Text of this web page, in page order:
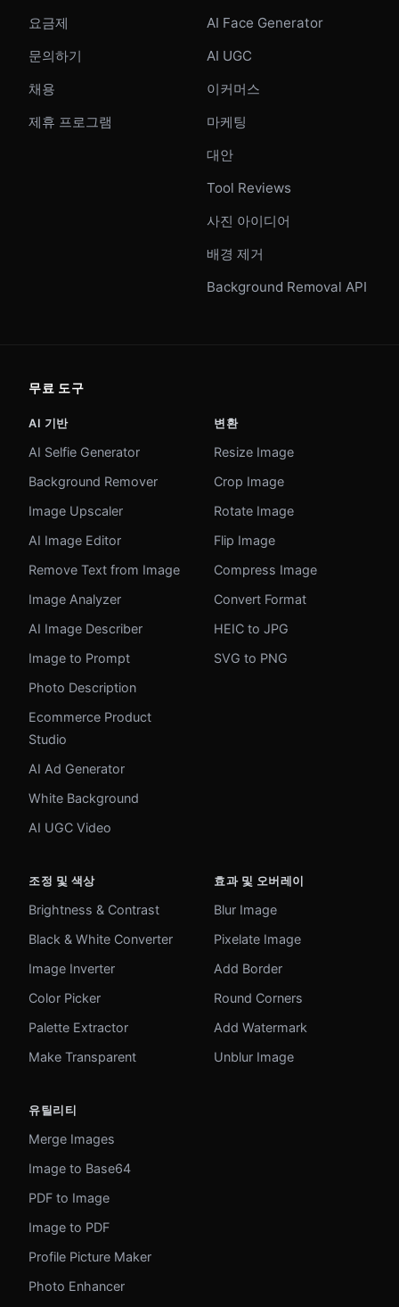
요금제
문의하기
채용
제휴 프로그램
AI Face Generator
AI UGC
이커머스
마케팅
대안
Tool Reviews
사진 아이디어
배경 제거
Background Removal API
무료 도구
AI 기반
AI Selfie Generator
Background Remover
Image Upscaler
AI Image Editor
Remove Text from Image
Image Analyzer
AI Image Describer
Image to Prompt
Photo Description
Ecommerce Product
Studio
AI Ad Generator
White Background
AI UGC Video
변환
Resize Image
Crop Image
Rotate Image
Flip Image
Compress Image
Convert Format
HEIC to JPG
SVG to PNG
조정 및 색상
Brightness & Contrast
Black & White Converter
Image Inverter
Color Picker
Palette Extractor
Make Transparent
효과 및 오버레이
Blur Image
Pixelate Image
Add Border
Round Corners
Add Watermark
Unblur Image
유틸리티
Merge Images
Image to Base64
PDF to Image
Image to PDF
Profile Picture Maker
Photo Enhancer